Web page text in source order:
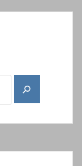
Αναζήτηση